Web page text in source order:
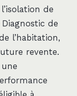
de
de
l’habitation,
revente.